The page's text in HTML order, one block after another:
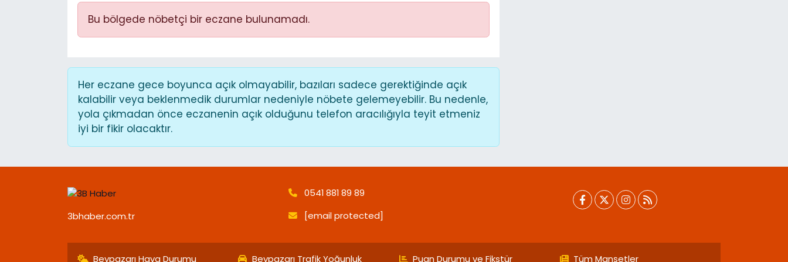
Bu bölgede nöbetçi bir eczane bulunamadı.
Her eczane gece boyunca açık olmayabilir, bazıları sadece gerektiğinde açık
kalabilir veya beklenmedik durumlar nedeniyle nöbete gelemeyebilir. Bu nedenle,
yola çıkmadan önce eczanenin açık olduğunu telefon aracılığıyla teyit etmeniz
iyi bir fikir olacaktır.
3bhaber.com.tr
0541 881 89 89
[email protected]
Beypazarı Hava Durumu Beypazarı Trafik Yoğunluk Puan Durumu ve Fikstür Tüm Manşetler